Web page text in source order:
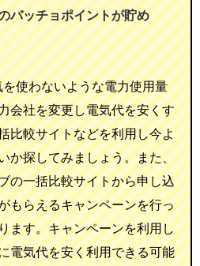
バッチョポイントが貯め
使わないような電力使用量
会社を変更し電気代を安くす
比較サイトなどを利用し今よ
か探してみましょう。また、
の一括比較サイトから申し込
もらえるキャンペーンを行っ
ます。キャンペーンを利用し
電気代を安く利用できる可能